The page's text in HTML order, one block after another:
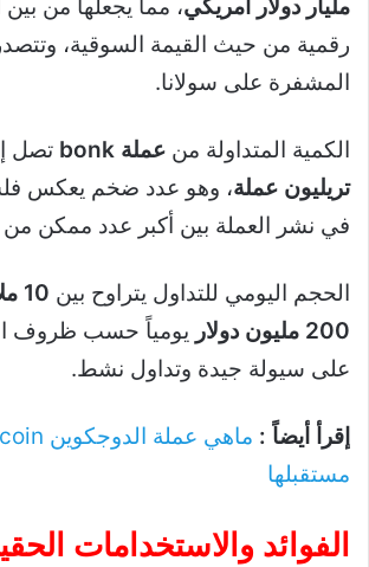
مليار دولار أمريكي
رقمية من حيث القيمة السوقية،
المشفرة على سولانا.
الكمية المتداولة من عملة bonk تصل
تريليون عملة، وهو عدد ضخم يعكس
في نشر العملة بين أكبر عدد ممكن
الحجم اليومي للتداول يتراوح بين
200 مليون دولار
يومياً حسب ظروف
على سيولة جيدة وتداول نشط.
إقرأ أيضاً :
مستقبلها
الفوائد والاستخدامات